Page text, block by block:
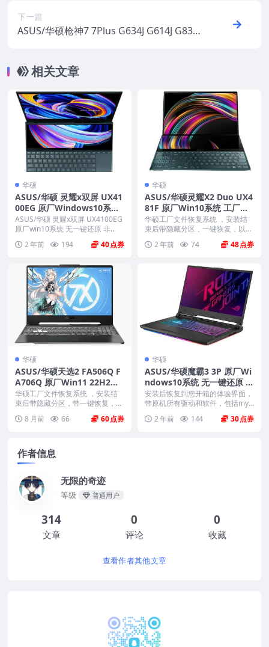
下一篇
ASUS/华硕枪神7 7Plus G634J G614J G834J
相关文章
华硕
ASUS/华硕 灵耀x双屏 UX41
00EG 原厂Windows10系统
无一键还原 非工厂模式
ASUS/华硕 灵耀x双屏 UX4100EG
原厂win10系统 无一键还原 非...
2 年前
194 40
华硕
ASUS/华硕灵耀X2 Duo UX4
81F 原厂Win10系统 工厂文
件 带ASUS Recovery恢复
华硕工厂文件恢复系统 ，安装结
束后带隐藏分区，一键恢复，以及
2 年前 74 48
华硕
ASUS/华硕天选2 FA506Q F
A706Q 原厂Win11 22H2家
庭版系统 工厂文件 带ASUS
Recovery恢复
华硕工厂文件恢复系统 ，安装结
束后带隐藏分区，带一键恢复，以
8 月前 66 60
华硕
ASUS/华硕魔霸3 3P 原厂Wi
ndows10系统 无一键还原 非
工厂模式
安装后恢复到您开箱的体验界面，
带原机所有驱动和软件，包括mya
2 年前 144 30
作者信息
无限的奇迹
等级 普通用户
314
文章
0
评论
0
收藏
查看作者其他文章